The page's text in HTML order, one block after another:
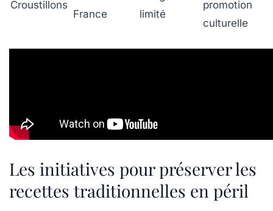
Croustillons
France
limité
promotion
culturelle
Les initiatives pour préserver les
recettes traditionnelles en péril